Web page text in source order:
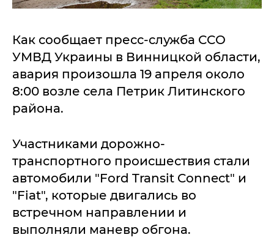
Как сообщает пресс-служба ССО
УМВД Украины в Винницкой области,
авария произошла 19 апреля около
8:00 возле села Петрик Литинского
района.
Участниками дорожно-
транспортного происшествия стали
автомобили "Ford Transit Connect" и
"Fiat", которые двигались во
встречном направлении и
выполняли маневр обгона.